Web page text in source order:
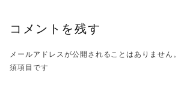
コメントを残す
メールアドレスが公開されることはありません。
須項目です